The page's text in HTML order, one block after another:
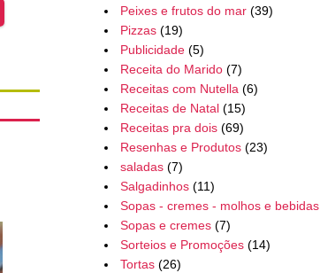
Peixes e frutos do mar (39)
Pizzas (19)
Publicidade (5)
Receita do Marido (7)
Receitas com Nutella (6)
Receitas de Natal (15)
Receitas pra dois (69)
Resenhas e Produtos (23)
saladas (7)
Salgadinhos (11)
Sopas - cremes - molhos e bebidas
Sopas e cremes (7)
Sorteios e Promoções (14)
Tortas (26)